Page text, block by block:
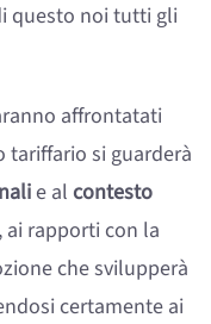
questo noi tutti gli
affrontatati
si guarderà
e al contesto
ai rapporti con la
che svilupperà
certamente ai